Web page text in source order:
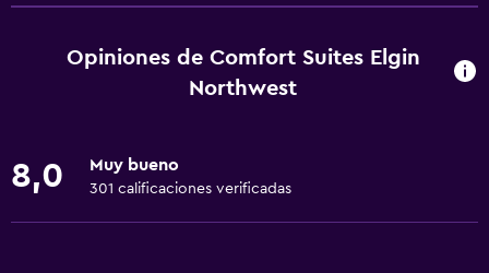
Salas de conferencia
Centro de negocios
Servicio de conserjería
Renta de equipo de esquí (en las instalaciones)
Check-out exprés
Opiniones de Comfort Suites Elgin
Northwest
8,0 Muy bueno
301 calificaciones verificadas